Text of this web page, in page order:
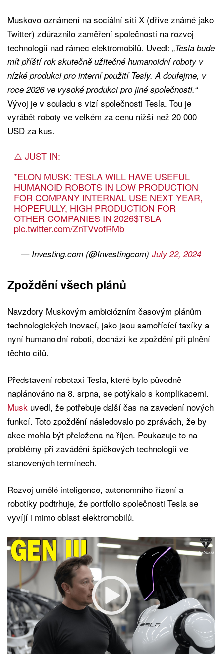
Muskovo oznámení na sociální síti X (dříve známé jako
Twitter) zdůraznilo zaměření společnosti na rozvoj
technologií nad rámec elektromobilů. Uvedl: „Tesla bude
mít příští rok skutečně užitečné humanoidní roboty v
nízké produkci pro interní použití Tesly. A doufejme, v
roce 2026 ve vysoké produkci pro jiné společnosti.“
Vývoj je v souladu s vizí společnosti Tesla. Tou je
vyrábět roboty ve velkém za cenu nižší než 20 000
USD za kus.
⚠️ JUST IN:
*ELON MUSK: TESLA WILL HAVE USEFUL
HUMANOID ROBOTS IN LOW PRODUCTION
FOR COMPANY INTERNAL USE NEXT YEAR,
HOPEFULLY, HIGH PRODUCTION FOR
OTHER COMPANIES IN 2026$TSLA
pic.twitter.com/ZnTVvofRMb
— Investing.com (@Investingcom) July 22, 2024
Zpoždění všech plánů
Navzdory Muskovým ambiciózním časovým plánům
technologických inovací, jako jsou samořídící taxíky a
nyní humanoidní roboti, dochází ke zpoždění při plnění
těchto cílů.
Představení robotaxi Tesla, které bylo původně
naplánováno na 8. srpna, se potýkalo s komplikacemi.
Musk uvedl, že potřebuje další čas na zavedení nových
funkcí. Toto zpoždění následovalo po zprávách, že by
akce mohla být přeložena na říjen. Poukazuje to na
problémy při zavádění špičkových technologií ve
stanovených termínech.
Rozvoj umělé inteligence, autonomního řízení a
robotiky podtrhuje, že portfolio společnosti Tesla se
vyvíjí i mimo oblast elektromobilů.